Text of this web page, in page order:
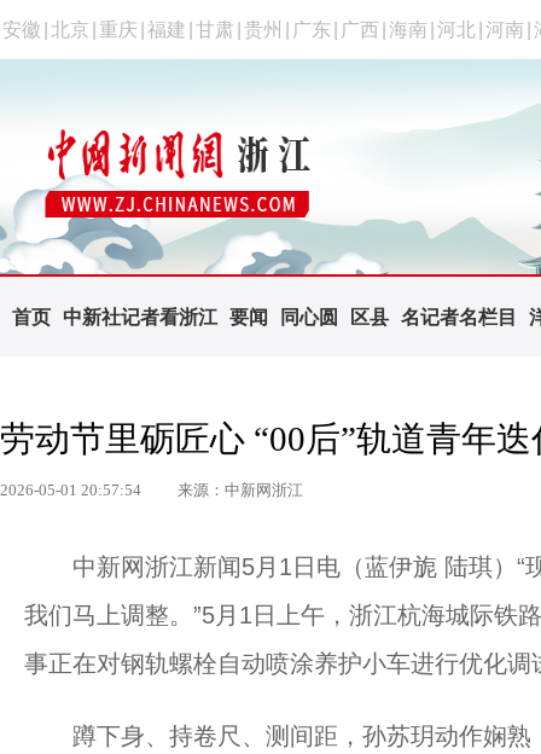
安徽 北京 重庆 福建 甘肃 贵州 广东 广西 海南 河北 河南
首页 中新社记者看浙江 要闻 同心圆 区县 名记者名栏目
劳动节里砺匠心 “00后”轨道青年
2026-05-01 20:57:54 来源：中新网浙江
中新网浙江新闻5月1日电（蓝伊旎 陆琪）“
我们马上调整。”5月1日上午，浙江杭海城际铁
事正在对钢轨螺栓自动喷涂养护小车进行优化调
蹲下身、持卷尺、测间距，孙苏玥动作娴熟